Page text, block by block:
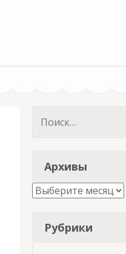
Найти:
Архивы
Архивы
Рубрики